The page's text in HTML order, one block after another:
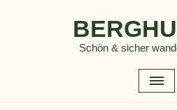
Schön & sicher